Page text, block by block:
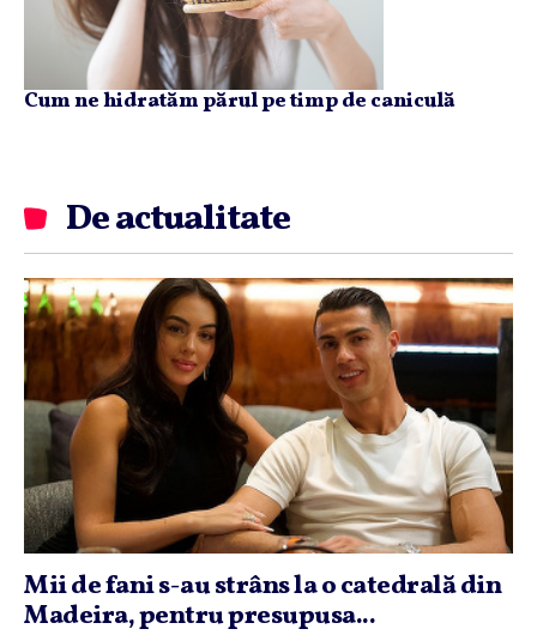
Cum ne hidratăm părul pe timp de caniculă
De actualitate
Mii de fani s-au strâns la o catedrală din
Madeira, pentru presupusa...